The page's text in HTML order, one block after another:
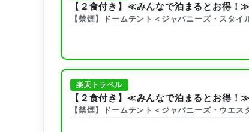
【２食付き】≪みんなで泊まるとお得！
【禁煙】ドームテント＜ジャパニーズ・スタイ
楽天トラベル
【２食付き】≪みんなで泊まるとお得！
【禁煙】ドームテント＜ジャパニーズ・ウエス